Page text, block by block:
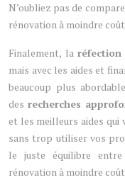
N’oubliez pas de
rénovation à moindre
Finalement, la réfection
mais avec les aides et
beaucoup plus
des recherches
et les meilleurs aides
sans trop utiliser vos
le juste équilibre
rénovation à moindre